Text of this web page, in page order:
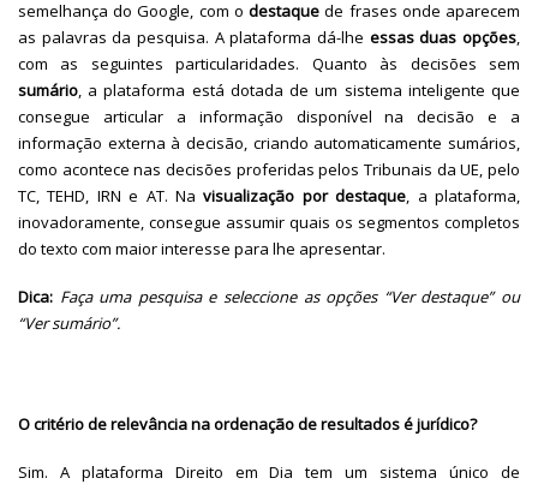
semelhança do Google, com odestaque de frases onde aparecem
as palavras da pesquisa. A plataforma dá-lhe essas duas opções,
com as seguintes particularidades. Quanto às decisões sem
sumário, a plataforma está dotada de um sistema inteligente que
consegue articular a informação disponível na decisão e a
informação externa à decisão, criando automaticamente sumários,
como acontece nas decisões proferidas pelos Tribunais da UE, pelo
TC, TEHD, IRN e AT. Navisualização por destaque, a plataforma,
inovadoramente, consegue assumir quais os segmentos completos
do texto com maior interesse para lhe apresentar.
Dica: Faça uma pesquisa e seleccione as opções “Ver destaque” ou
“Ver sumário”.
O critério de relevância na ordenação de resultados é jurídico?
Sim. A plataforma Direito em Dia tem um sistema único de